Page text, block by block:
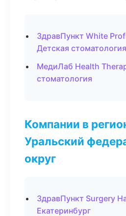
ЗдравПункт White
Детская стоматология
МедиЛаб Health
стоматология
Компании в
Уральский
округ
ЗдравПункт Surgery
Екатеринбург